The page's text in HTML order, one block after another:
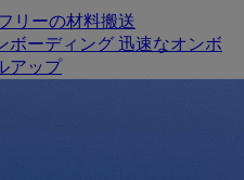
リーの材料搬送
ボーディング 迅速なオンボ
アップ